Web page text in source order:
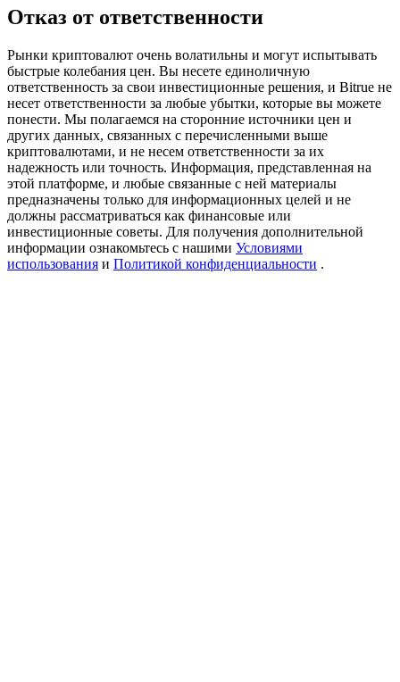
Register & Trade to Win 500,000 USDT
Precious Metals Trading Carnival
Trade Gold & Silver · 33,333 USDT Bonus
USDT New User Exclusive 10% APR
USDT Flexible Staking | Daily Rewards
Отказ от ответственности
Рынки криптовалют очень волатильны и могут испытывать
быстрые колебания цен. Вы несете единоличную
ответственность за свои инвестиционные решения, и Bitrue не
несет ответственности за любые убытки, которые вы можете
понести. Мы полагаемся на сторонние источники цен и
других данных, связанных с перечисленными выше
криптовалютами, и не несем ответственности за их
надежность или точность. Информация, представленная на
этой платформе, и любые связанные с ней материалы
предназначены только для информационных целей и не
должны рассматриваться как финансовые или
инвестиционные советы. Для получения дополнительной
информации ознакомьтесь с нашими Условиями
использования и Политикой конфиденциальности .